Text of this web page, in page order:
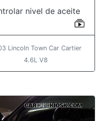
nivel de aceite
Lincoln Town Car Cartier
4.6L V8